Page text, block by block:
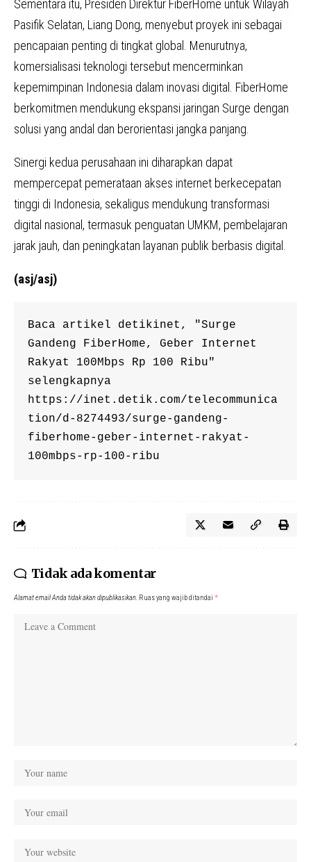
Sementara itu, Presiden Direktur FiberHome untuk Wilayah
Pasifik Selatan, Liang Dong, menyebut proyek ini sebagai
pencapaian penting di tingkat global. Menurutnya,
komersialisasi teknologi tersebut mencerminkan
kepemimpinan Indonesia dalam inovasi digital. FiberHome
berkomitmen mendukung ekspansi jaringan Surge dengan
solusi yang andal dan berorientasi jangka panjang.
Sinergi kedua perusahaan ini diharapkan dapat
mempercepat pemerataan akses internet berkecepatan
tinggi di Indonesia, sekaligus mendukung transformasi
digital nasional, termasuk penguatan UMKM, pembelajaran
jarak jauh, dan peningkatan layanan publik berbasis digital.
(asj/asj)
Baca artikel detikinet, "Surge
Gandeng FiberHome, Geber Internet
Rakyat 100Mbps Rp 100 Ribu"
selengkapnya
https://inet.detik.com/telecommunica
tion/d-8274493/surge-gandeng-
fiberhome-geber-internet-rakyat-
100mbps-rp-100-ribu
Tidak ada komentar
Alamat email Anda tidak akan dipublikasikan. Ruas yang wajib ditandai *